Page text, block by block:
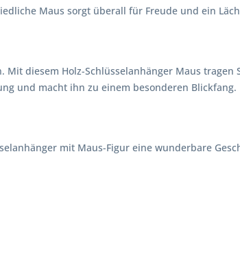
Maus sorgt überall für Freude und ein
diesem Holz-Schlüsselanhänger Maus tragen
und macht ihn zu einem besonderen Blickfang.
mit Maus-Figur eine wunderbare